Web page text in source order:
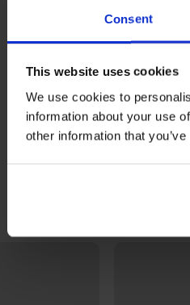
Consent
This website uses cookies
We use cookies to
information about your use
other information that